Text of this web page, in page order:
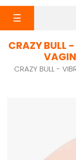
navigazione
☰
CRAZY BULL
CRAZY BULL -